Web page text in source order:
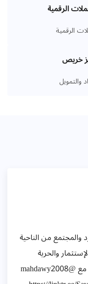
من الناحية
والحرية
المالية للإستفسار والإعلانات التواصل مع @mahdawy2008